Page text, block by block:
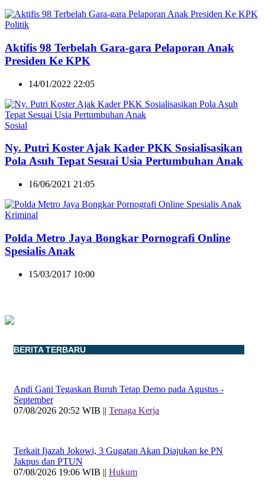
Politik
Aktifis 98 Terbelah Gara-gara Pelaporan Anak
Presiden Ke KPK
14/01/2022 22:05
Sosial
Ny. Putri Koster Ajak Kader PKK Sosialisasikan
Pola Asuh Tepat Sesuai Usia Pertumbuhan Anak
16/06/2021 21:05
Kriminal
Polda Metro Jaya Bongkar Pornografi Online
Spesialis Anak
15/03/2017 10:00
BERITA TERBARU
Andi Gani Tegaskan Buruh Tetap Demo pada Agustus -
September
07/08/2026 20:52 WIB || Tenaga Kerja
Terkait Ijazah Jokowi, 3 Gugatan Akan Diajukan ke PN
Jakpus dan PTUN
07/08/2026 19:06 WIB || Hukum